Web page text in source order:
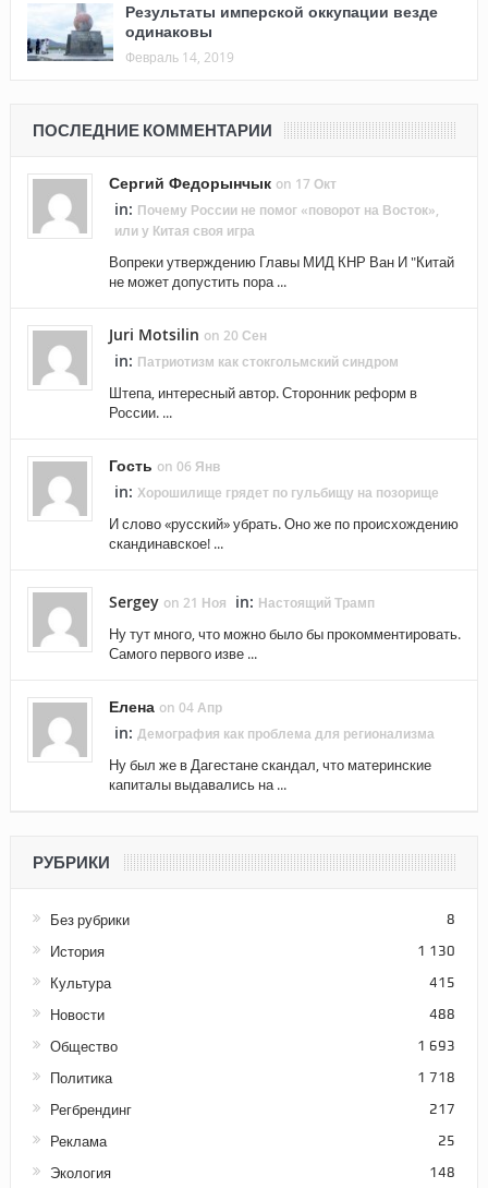
Результаты имперской оккупации везде
одинаковы
Февраль 14, 2019
ПОСЛЕДНИЕ КОММЕНТАРИИ
Сергий Федорынчык on 17 Окт
in: Почему России не помог «поворот на Восток»,
или у Китая своя игра
Вопреки утверждению Главы МИД КНР Ван И "Китай
не может допустить пора ...
Juri Motsilin on 20 Сен
in: Патриотизм как стокгольмский синдром
Штепа, интересный автор. Сторонник реформ в
России. ...
Гость on 06 Янв
in: Хорошилище грядет по гульбищу на позорище
И слово «русский» убрать. Оно же по происхождению
скандинавское! ...
Sergey on 21 Ноя in: Настоящий Трамп
Ну тут много, что можно было бы прокомментировать.
Самого первого изве ...
Елена on 04 Апр
in: Демография как проблема для регионализма
Ну был же в Дагестане скандал, что материнские
капиталы выдавались на ...
РУБРИКИ
Без рубрики 8
История 1 130
Культура 415
Новости 488
Общество 1 693
Политика 1 718
Регбрендинг 217
Реклама 25
Экология 148